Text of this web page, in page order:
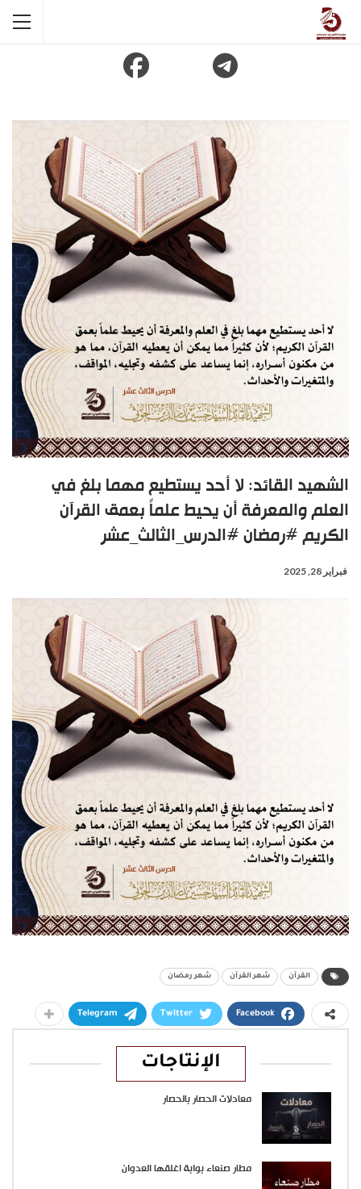
الشهيد القائد: لا أحد يستطيع مهما بلغ في
العلم والمعرفة أن يحيط علماً بعمق القرآن
الكريم #رمضان #الدرس_الثالث_عشر
فبراير 28, 2025
القرآن شهر القرآن شهر رمضان
Facebook
Twitter
Telegram
الإنتاجات
معادلات الحصار بالحصار
مطار صنعاء بوابة اغلقها العدوان